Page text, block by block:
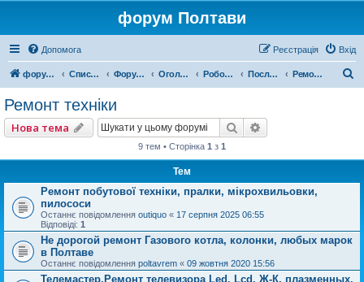
форум Полтави
Допомога Вхід
Реєстрація
форум Полтави Список форумів Форум міста Полтава Оголошення міста Полтава Робота, Послуги, Бізнес Послуги Ремонт техніки
Ремонт техніки
Нова тема Пошук
9 тем • Сторінка 1 з 1
Тем
Ремонт побутової техніки, пралки, мікрохвильовки,
пилососи
Останнє повідомлення outiquo « 17 серпня 2025 06:55
Відповіді: 1
Не дорогой ремонт Газового котла, колонки, любых марок
в Полтаве
Останнє повідомлення poltavrem « 09 жовтня 2020 15:56
Телемастер,Ремонт телевизора Led, Lcd, Ж-К, плазменных,